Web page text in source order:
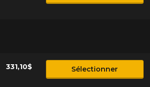
331,10$ Sélectionner